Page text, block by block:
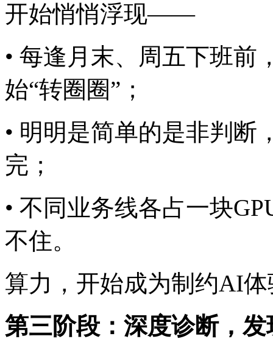
开始悄悄浮现——
• 每逢月末、周五下班前
始“转圈圈”；
• 明明是简单的是非判断
完；
• 不同业务线各占一块
不住。
算力，开始成为制约AI
第三阶段：深度诊断